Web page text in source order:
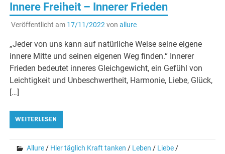
Innere Freiheit – Innerer Frieden
Veröffentlicht am 17/11/2022von allure
„Jeder von uns kann auf natürliche Weise seine eigene
innere Mitte und seinen eigenen Weg finden.“ Innerer
Frieden bedeutet inneres Gleichgewicht, ein Gefühl von
Leichtigkeit und Unbeschwertheit, Harmonie, Liebe, Glück,
[…]
WEITERLESEN
Allure/ Hier täglich Kraft tanken / Leben / Liebe/